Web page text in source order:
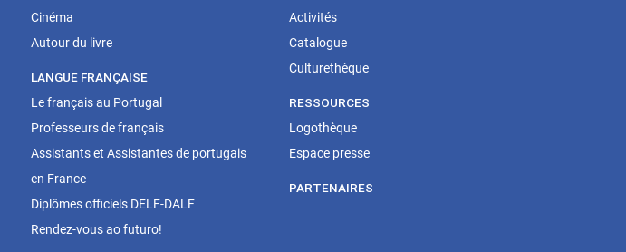
Cinéma
Autour du livre
LANGUE FRANÇAISE
Le français au Portugal
Professeurs de français
Assistants et Assistantes de portugais
en France
Diplômes officiels DELF-DALF
Rendez-vous ao futuro!
Activités
Catalogue
Culturethèque
RESSOURCES
Logothèque
Espace presse
PARTENAIRES